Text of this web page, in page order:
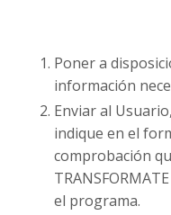
Poner a
información
Enviar al
indique en el
comprobación
el programa.